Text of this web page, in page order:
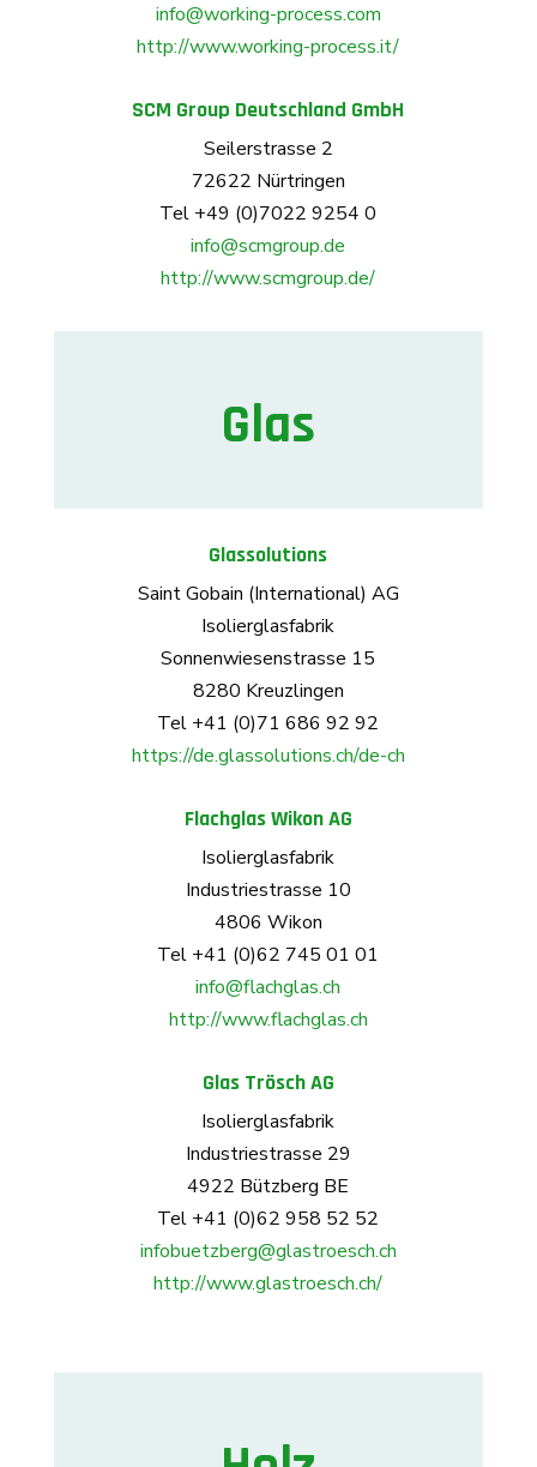
info@working-process.com
http://www.working-process.it/
SCM Group Deutschland GmbH
Seilerstrasse 2
72622 Nürtringen
Tel +49 (0)7022 9254 0
info@scmgroup.de
http://www.scmgroup.de/
Glas
Glassolutions
Saint Gobain (International) AG
Isolierglasfabrik
Sonnenwiesenstrasse 15
8280 Kreuzlingen
Tel +41 (0)71 686 92 92
https://de.glassolutions.ch/de-ch
Flachglas Wikon AG
Isolierglasfabrik
Industriestrasse 10
4806 Wikon
Tel +41 (0)62 745 01 01
info@flachglas.ch
http://www.flachglas.ch
Glas Trösch AG
Isolierglasfabrik
Industriestrasse 29
4922 Bützberg BE
Tel +41 (0)62 958 52 52
infobuetzberg@glastroesch.ch
http://www.glastroesch.ch/